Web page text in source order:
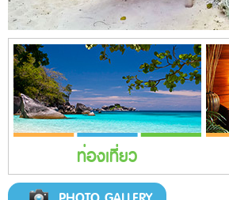
ท่องเที่ยว